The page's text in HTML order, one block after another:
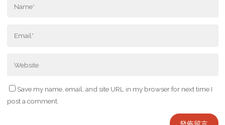
Save my name, email, and site URL in my browser for next time I
post a comment.